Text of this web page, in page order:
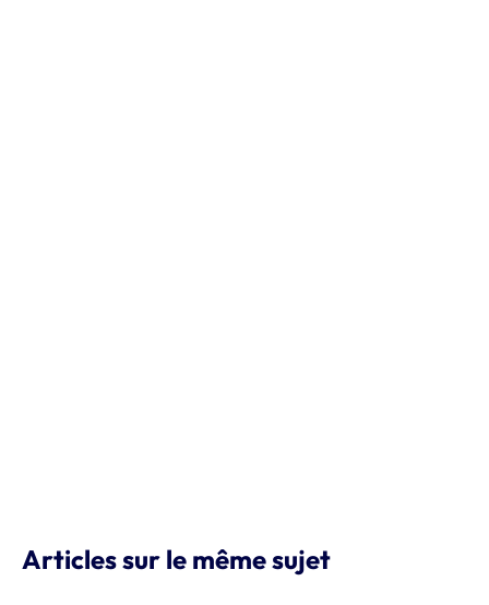
Articles sur le même sujet